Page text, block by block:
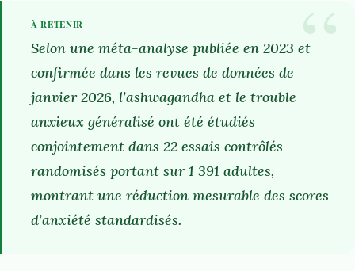
Selon une méta-analyse publiée en 2023 et
confirmée dans les revues de données de
janvier 2026, l’ashwagandha et le trouble
anxieux généralisé ont été étudiés
conjointement dans 22 essais contrôlés
randomisés portant sur 1 391 adultes,
montrant une réduction mesurable des scores
d’anxiété standardisés.